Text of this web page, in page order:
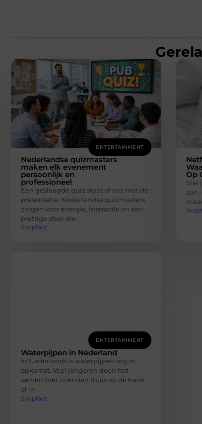
ENTERTAINMENT
Nederlandse quizmasters
maken elk evenement
persoonlijk en
professioneel
Een geslaagde quiz staat of valt met de
presentatie. Nederlandse quizmasters
zorgen voor energie, interactie en een
prettige sfeer die
Snapfact
Op
Stel
ENTERTAINMENT
Waterpijpen in Nederland
In Nederlands is waterpijpen erg in
opkomst. Veel jongeren doen het
samen met vrienden thuis op de bank
of in
Snapfact